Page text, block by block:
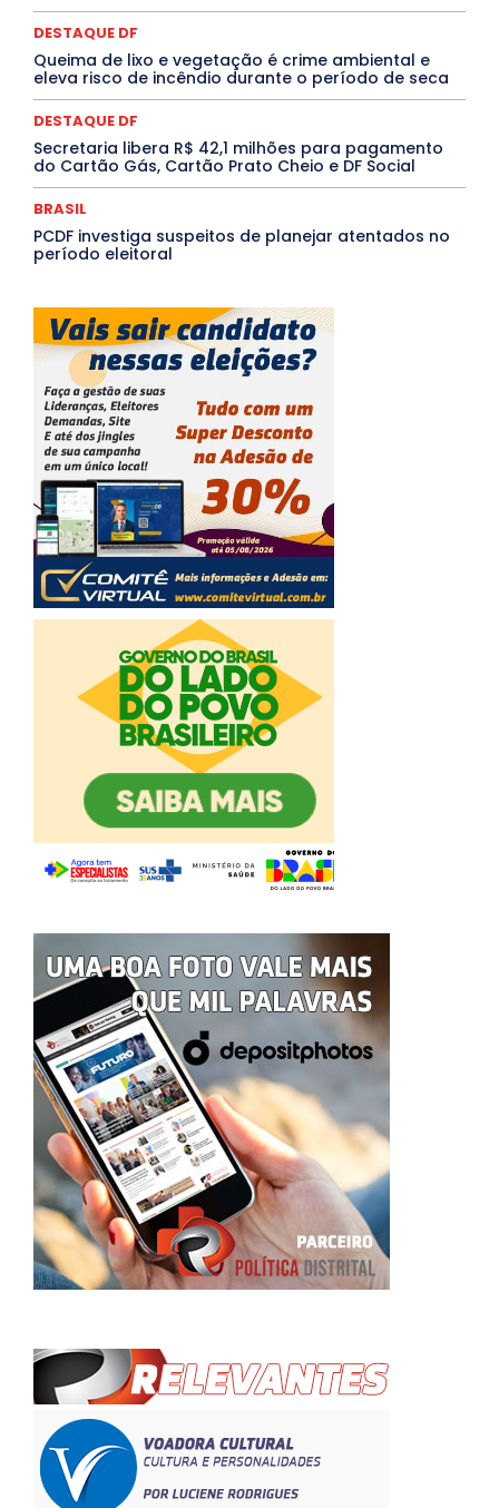
Tocantins
Utilidade Pública ZikaVirus
Mais
DESTAQUE DF
Queima de lixo e vegetação é crime ambiental e
eleva risco de incêndio durante o período de seca
DESTAQUE DF
Secretaria libera R$ 42,1 milhões para pagamento
do Cartão Gás, Cartão Prato Cheio e DF Social
BRASIL
PCDF investiga suspeitos de planejar atentados no
período eleitoral